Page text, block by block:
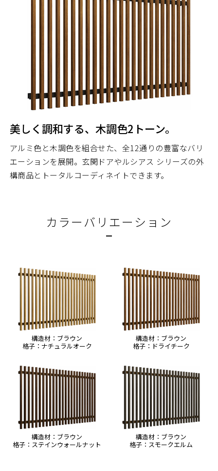
美しく調和する、木調色2トーン。
アルミ色と木調色を組合せた、全12通りの豊富なバリ
エーションを展開。玄関ドアやルシアス シリーズの外
構商品とトータルコーディネイトできます。
カラーバリエーション
構造材：ブラウン
格子：ナチュラルオーク
構造材：ブラウン
格子：ドライチーク
構造材：ブラウン
格子：ステインウォールナット
構造材：ブラウン
格子：スモークエルム